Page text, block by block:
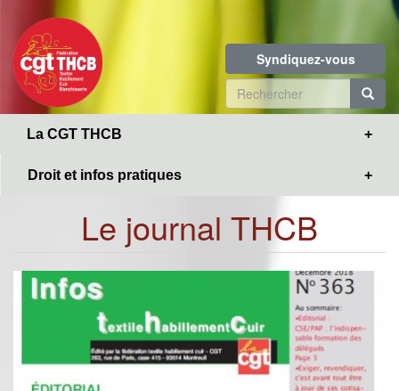
contenu
principal
Syndiquez-vous
Formulaire
de
La CGT THCB
Droit et infos pratiques
Le journal THCB